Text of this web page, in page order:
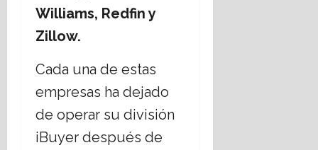
Williams, Redfin y
Zillow.
Cada una de estas
empresas ha dejado
de operar su división
iBuyer después de